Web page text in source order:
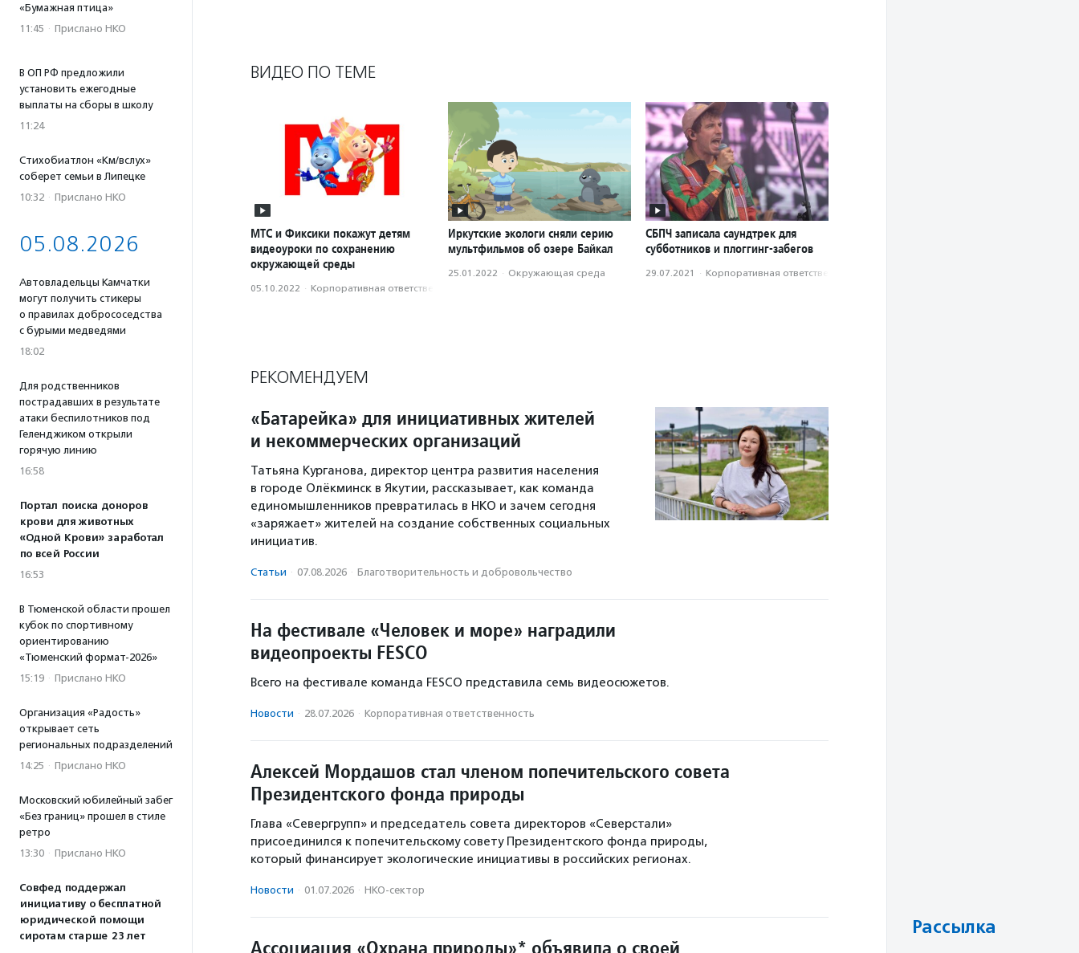
«Бумажная птица»
11:45 · Прислано НКО
В ОП РФ предложили
установить ежегодные
выплаты на сборы в школу
11:24
Стихобиатлон «Км/вслух»
соберет семьи в Липецке
10:32 · Прислано НКО
05.08.2026
Автовладельцы Камчатки
могут получить стикеры
о правилах добрососедства
с бурыми медведями
18:02
Для родственников
пострадавших в результате
атаки беспилотников под
Геленджиком открыли
горячую линию
16:58
Портал поиска доноров
крови для животных
«Одной Крови» заработал
по всей России
16:53
В Тюменской области прошел
кубок по спортивному
ориентированию
«Тюменский формат-2026»
15:19 · Прислано НКО
Организация «Радость»
открывает сеть
региональных подразделений
14:25 · Прислано НКО
Московский юбилейный забег
«Без границ» прошел в стиле
ретро
13:30 · Прислано НКО
Совфед поддержал
инициативу о бесплатной
юридической помощи
сиротам старше 23 лет
ВИДЕО ПО ТЕМЕ
МТС и Фиксики покажут детям
видеоуроки по сохранению
окружающей среды
05.10.2022 · Корпоративная ответственность
Иркутские экологи сняли серию
мультфильмов об озере Байкал
25.01.2022 · Окружающая среда
СБПЧ записала саундтрек для
субботников и плоггинг-забегов
29.07.2021 · Корпоративная ответственность
РЕКОМЕНДУЕМ
«Батарейка» для инициативных жителей
и некоммерческих организаций
Татьяна Курганова, директор центра развития населения
в городе Олёкминск в Якутии, рассказывает, как команда
единомышленников превратилась в НКО и зачем сегодня
«заряжает» жителей на создание собственных социальных
инициатив.
Статьи · 07.08.2026 · Благотвори­тель­ность и доброволь­чест­во
На фестивале «Человек и море» наградили
видеопроекты FESCO
Всего на фестивале команда FESCO представила семь видеосюжетов.
Новости · 28.07.2026 · Корпоративная ответственность
Алексей Мордашов стал членом попечительского совета
Президентского фонда природы
Глава «Севергрупп» и председатель совета директоров «Северстали»
присоединился к попечительскому совету Президентского фонда природы,
который финансирует экологические инициативы в российских регионах.
Новости · 01.07.2026 · НКО-сектор
Рассылка